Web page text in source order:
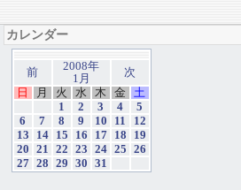
カレンダー
前
2008年
1月
次
日
月 火 水 木 金
土
1
2 3 4
5
6
7 8 9 10 11
12
13
14 15 16 17 18
19
20
21 22 23 24 25
26
27 28 29 30 31